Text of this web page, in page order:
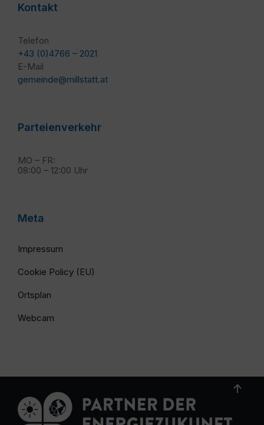
Kontakt
Telefon
+43 (0)4766 – 2021
E-Mail
gemeinde@millstatt.at
Parteienverkehr
MO – FR:
08:00 – 12:00 Uhr
Meta
Impressum
Cookie Policy (EU)
Ortsplan
Webcam